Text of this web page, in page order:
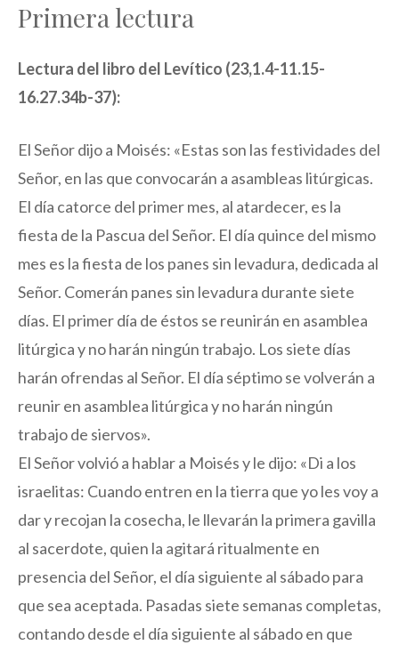
Primera lectura
Lectura del libro del Levítico (23,1.4-11.15-
16.27.34b-37):
El Señor dijo a Moisés: «Estas son las festividades del
Señor, en las que convocarán a asambleas litúrgicas.
El día catorce del primer mes, al atardecer, es la
fiesta de la Pascua del Señor. El día quince del mismo
mes es la fiesta de los panes sin levadura, dedicada al
Señor. Comerán panes sin levadura durante siete
días. El primer día de éstos se reunirán en asamblea
litúrgica y no harán ningún trabajo. Los siete días
harán ofrendas al Señor. El día séptimo se volverán a
reunir en asamblea litúrgica y no harán ningún
trabajo de siervos».
El Señor volvió a hablar a Moisés y le dijo: «Di a los
israelitas: Cuando entren en la tierra que yo les voy a
dar y recojan la cosecha, le llevarán la primera gavilla
al sacerdote, quien la agitará ritualmente en
presencia del Señor, el día siguiente al sábado para
que sea aceptada. Pasadas siete semanas completas,
contando desde el día siguiente al sábado en que